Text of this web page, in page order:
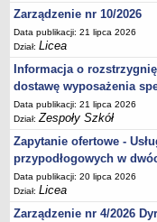
Zarządzenie nr 10/2026
Data publikacji: 21 lipca 2026
Dział:Licea
Informacja o
dostawę wyposażenia
Data publikacji: 21 lipca 2026
Dział:Zespoły Szkół
Zapytanie ofertowe -
przypodłogowych w
Data publikacji: 20 lipca 2026
Dział:Licea
Zarządzenie nr 4/2026